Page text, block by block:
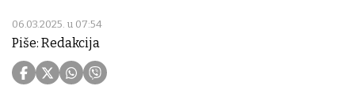
06.03.2025. u 07:54
Piše: Redakcija